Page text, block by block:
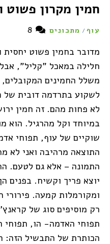
חמין מקרון פשוט
עוף / מתכונים
מדובר בחמין פשוט
חלילה במאכל "קליל",
משלל החמינים המקובלים,
לשקוע בתרדמה דובית של
לא פחות מהם. זה חמין
במיוחד וקל מהרגיל. הוא
שוקיים של עוף, תפוחי
התוצאה מרהיבה ואני לא
התמונה – אלא גם לטעם.
יוצא פריך וקשיח. בפנים
ומקורמלות קמעה.
רק מוסיפים סוג של
תפוחי האדמה- הו, תפוחי
הכותרת של התבשיל הזה: